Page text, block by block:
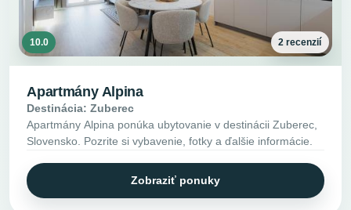
10.0 2 recenzií
Apartmány Alpina
Destinácia: Zuberec
Apartmány Alpina ponúka ubytovanie v destinácii Zuberec,
Slovensko. Pozrite si vybavenie, fotky a ďalšie informácie.
Zobraziť ponuky